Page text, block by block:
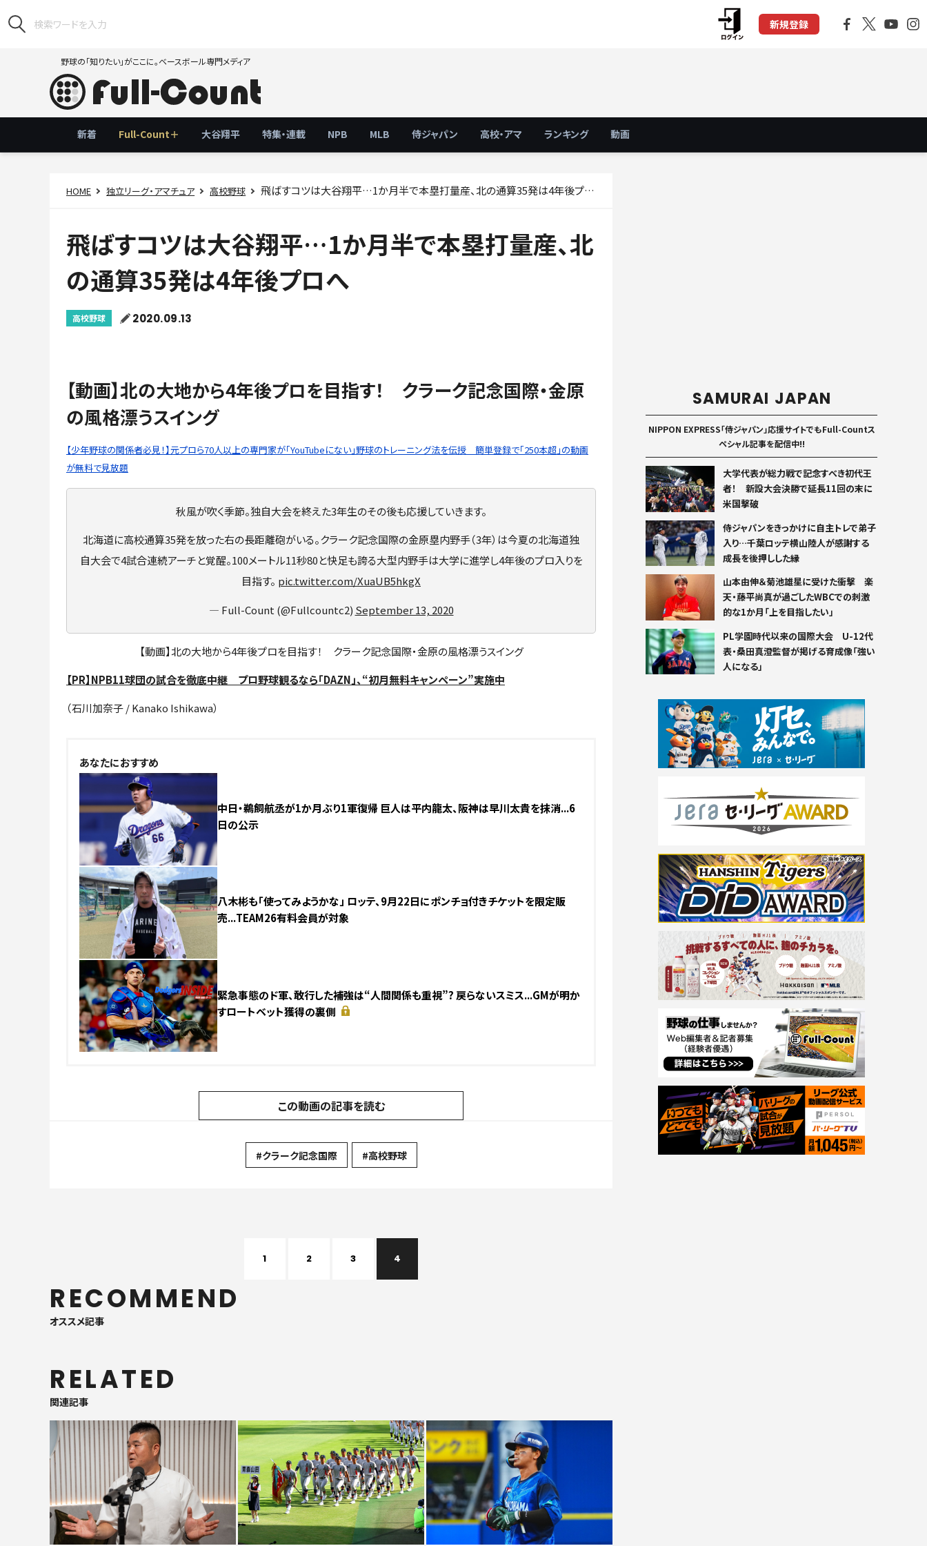
新規登録
野球の「知りたい」がここに。ベースボール専門メディア
新着 Full-Count＋ 大谷翔平 特集・連載 NPB MLB 侍ジャパン 高校・アマ ランキング 動画
HOME 独立リーグ・アマチュア 高校野球 飛ばすコツは大谷翔平…1か月半で本塁打量産、北の通算35発は4年後プロへ
飛ばすコツは大谷翔平…1か月半で本塁打量産、北
の通算35発は4年後プロへ
高校野球 2020.09.13
【動画】北の大地から4年後プロを目指す！ クラーク記念国際・金原
の風格漂うスイング
【少年野球の関係者必見！】元プロら70人以上の専門家が「YouTubeにない」野球のトレーニング法を伝授 簡単登録で「250本超」の動画
が無料で見放題
秋風が吹く季節。独自大会を終えた3年生のその後も応援していきます。
北海道に高校通算35発を放った右の長距離砲がいる。クラーク記念国際の金原塁内野手（3年）は今夏の北海道独
自大会で4試合連続アーチと覚醒。100メートル11秒80と快足も誇る大型内野手は大学に進学し4年後のプロ入りを
目指す。 pic.twitter.com/XuaUB5hkgX
— Full-Count (@Fullcountc2) September 13, 2020
【動画】北の大地から4年後プロを目指す！ クラーク記念国際・金原の風格漂うスイング
【PR】NPB11球団の試合を徹底中継 プロ野球観るなら「DAZN」、“初月無料キャンペーン”実施中
（石川加奈子 / Kanako Ishikawa）
あなたにおすすめ
中日・鵜飼航丞が1か月ぶり1軍復帰 巨人は平内龍太、阪神は早川太貴を抹消...6
日の公示
八木彬も「使ってみようかな」 ロッテ、9月22日にポンチョ付きチケットを限定販
売...TEAM26有料会員が対象
緊急事態のド軍、敢行した補強は“人間関係も重視”? 戻らないスミス...GMが明か
すロートベット獲得の裏側
この動画の記事を読む
#クラーク記念国際 #高校野球
1 2 3 4
RECOMMEND
オススメ記事
RELATED
関連記事
SAMURAI JAPAN
NIPPON EXPRESS「侍ジャパン」応援サイトでもFull-Countス
ペシャル記事を配信中!!
大学代表が総力戦で記念すべき初代王
者！ 新設大会決勝で延長11回の末に
米国撃破
侍ジャパンをきっかけに自主トレで弟子
入り…千葉ロッテ横山陸人が感謝する
成長を後押しした縁
山本由伸＆菊池雄星に受けた衝撃 楽
天・藤平尚真が過ごしたWBCでの刺激
的な1か月「上を目指したい」
PL学園時代以来の国際大会 U-12代
表・桑田真澄監督が掲げる育成像「強い
人になる」